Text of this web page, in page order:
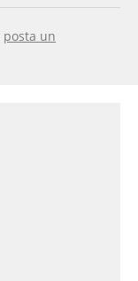
posta un